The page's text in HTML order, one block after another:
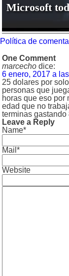
Microsoft
Política de
One Comment
marcecho dice:
6 enero, 2017 a
25 dolares por
personas que
horas que eso por
edad que no
terminas
Leave a Reply
Name*
Mail*
Website